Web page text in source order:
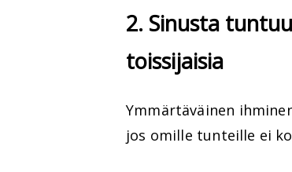
2. Sinusta
toissijaisia
Ymmärtäväinen
jos omille tunteille ei